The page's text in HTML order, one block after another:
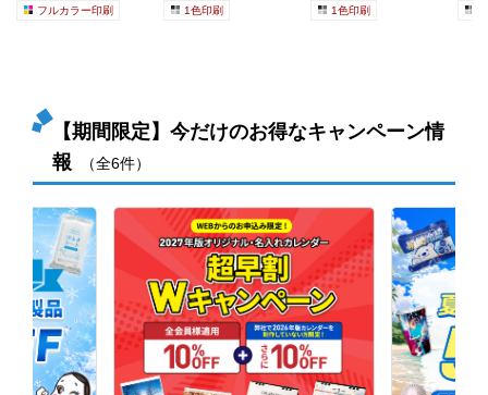
フルカラー印刷 1色印刷 1色印刷
【期間限定】今だけのお得なキャンペーン情
報
（全6件）